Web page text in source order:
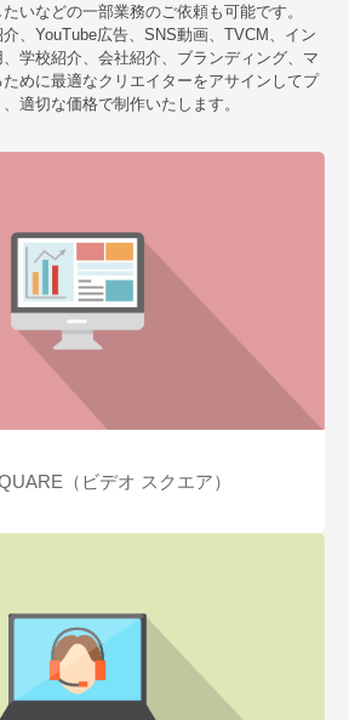
いなどの一部業務のご依頼も可能です。
、YouTube広告、SNS動画、TVCM、イン
学校紹介、会社紹介、ブランディング、マ
めに最適なクリエイターをアサインしてプ
適切な価格で制作いたします。
（ビデオ スクエア）